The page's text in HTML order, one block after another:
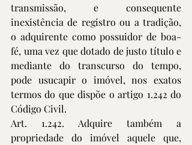
transmissão, e consequente
inexistência de registro ou a tradição,
o adquirente como possuidor de boa-
fé, uma vez que dotado de justo título e
mediante do transcurso do tempo,
pode usucapir o imóvel, nos exatos
termos do que dispõe o artigo 1.242 do
Código Civil.
Art. 1.242. Adquire também a
propriedade do imóvel aquele que,